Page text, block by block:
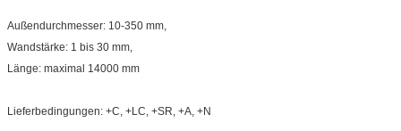
Außendurchmesser: 10-350 mm,
Wandstärke: 1 bis 30 mm,
Länge: maximal 14000 mm
Lieferbedingungen: +C, +LC, +SR, +A, +N